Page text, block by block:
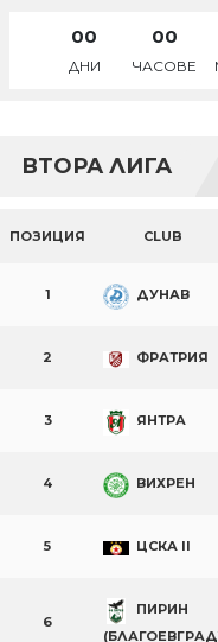
00
ДНИ
00
ЧАСОВЕ
ВТОРА ЛИГА
ПОЗИЦИЯ CLUB
1 ДУНАВ
2 ФРАТРИЯ
3 ЯНТРА
4 ВИХРЕН
5 ЦСКА II
6
ПИРИН